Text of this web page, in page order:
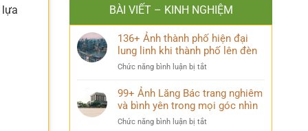
lựa
BÀI VIẾT – KINH NGHIỆM
136+ Ảnh thành phố hiện đại
lung linh khi thành phố lên đèn
Chức năng bình luận bị tắt
Ảnh
thành
phố
hiện
99+ Ảnh Lăng Bác trang nghiêm
và bình yên trong mọi góc nhìn
Chức năng bình luận bị tắt